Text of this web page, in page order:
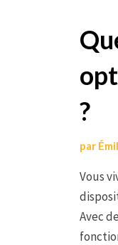
?
par
Vous
Avec